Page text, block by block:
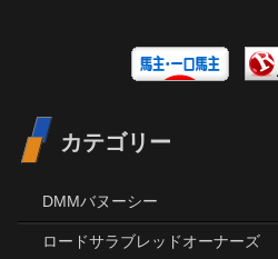
カテゴリー
DMMバヌーシー
ロードサラブレッドオーナーズ